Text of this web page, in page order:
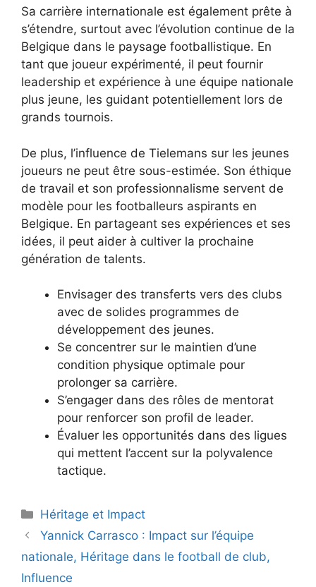
Sa carrière internationale est également prête à
s’étendre, surtout avec l’évolution continue de la
Belgique dans le paysage footballistique. En
tant que joueur expérimenté, il peut fournir
leadership et expérience à une équipe nationale
plus jeune, les guidant potentiellement lors de
grands tournois.
De plus, l’influence de Tielemans sur les jeunes
joueurs ne peut être sous-estimée. Son éthique
de travail et son professionnalisme servent de
modèle pour les footballeurs aspirants en
Belgique. En partageant ses expériences et ses
idées, il peut aider à cultiver la prochaine
génération de talents.
Envisager des transferts vers des clubs
avec de solides programmes de
développement des jeunes.
Se concentrer sur le maintien d’une
condition physique optimale pour
prolonger sa carrière.
S’engager dans des rôles de mentorat
pour renforcer son profil de leader.
Évaluer les opportunités dans des ligues
qui mettent l’accent sur la polyvalence
tactique.
Categories
Héritage et Impact
Yannick Carrasco : Impact sur l’équipe
nationale, Héritage dans le football de club,
Influence